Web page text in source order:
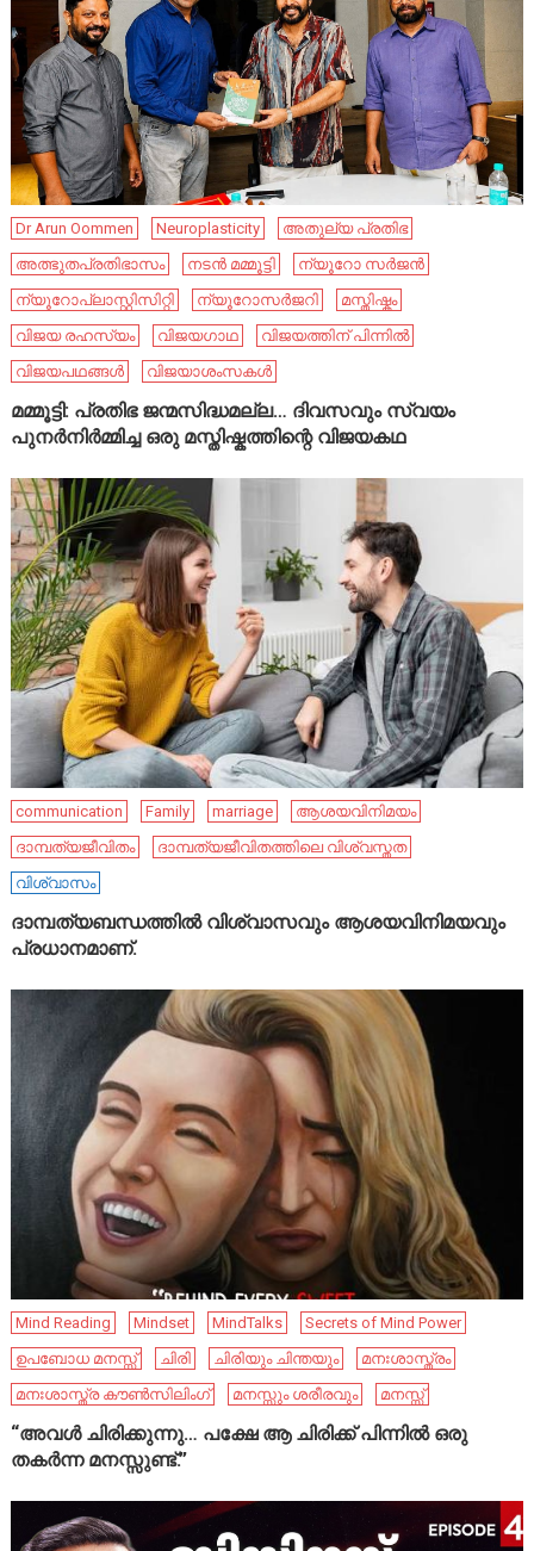
Dr Arun Oommen Neuroplasticity
അതുല്യ പ്രതിഭ
അത്ഭുതപ്രതിഭാസം
നടൻ മമ്മൂട്ടി
ന്യൂറോ സർജൻ
ന്യൂറോപ്ലാസ്റ്റിസിറ്റി
ന്യൂറോസർജറി
മസ്തിഷ്കം
വിജയ രഹസ്യം
വിജയഗാഥ
വിജയത്തിന് പിന്നിൽ
വിജയപഥങ്ങൾ
വിജയാശംസകൾ
മമ്മൂട്ടി: പ്രതിഭ ജന്മസിദ്ധമല്ല… ദിവസവും സ്വയം
പുനർനിർമ്മിച്ച ഒരു മസ്തിഷ്കത്തിന്റെ വിജയകഥ
communication Family marriage
ആശയവിനിമയം
ദാമ്പത്യജീവിതം
ദാമ്പത്യജീവിതത്തിലെ വിശ്വസ്തത
വിശ്വാസം
ദാമ്പത്യബന്ധത്തിൽ വിശ്വാസവും ആശയവിനിമയവും
പ്രധാനമാണ്.
Mind Reading Mindset MindTalks
Secrets of Mind Power
ഉപബോധ മനസ്സ്
ചിരി ചിരിയും ചിന്തയും
മനഃശാസ്ത്രം
മനഃശാസ്ത്ര കൗൺസിലിംഗ്
മനസ്സും ശരീരവും മനസ്സ്
“അവൾ ചിരിക്കുന്നു… പക്ഷേ ആ ചിരിക്ക് പിന്നിൽ ഒരു
തകർന്ന മനസ്സുണ്ട്.”